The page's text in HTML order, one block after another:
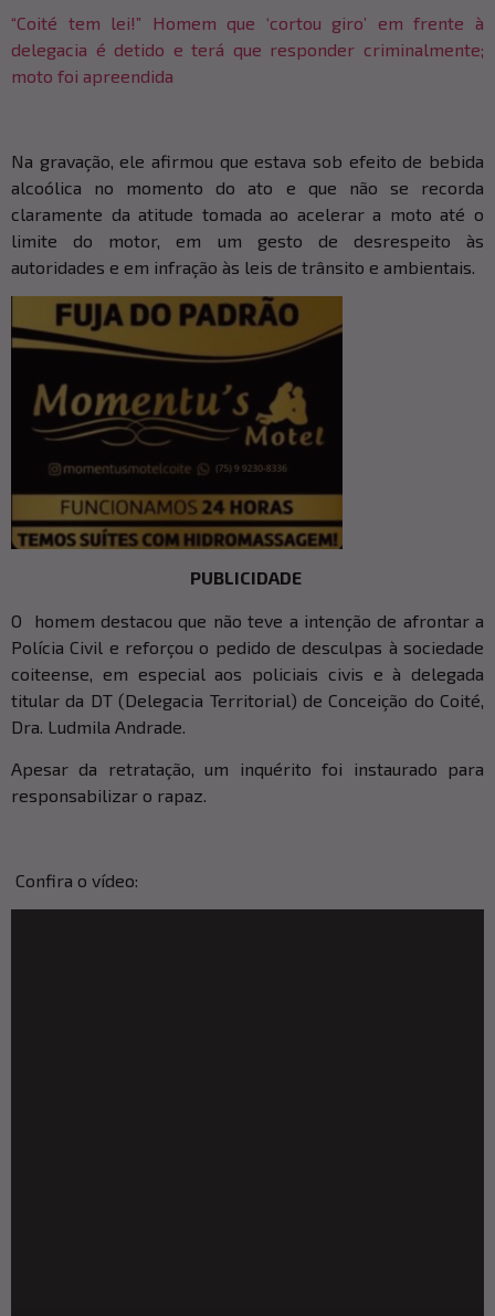
“Coité tem lei!” Homem que ‘cortou giro’ em frente à
delegacia é detido e terá que responder criminalmente;
moto foi apreendida
Na gravação, ele afirmou que estava sob efeito de bebida
alcoólica no momento do ato e que não se recorda
claramente da atitude tomada ao acelerar a moto até o
limite do motor, em um gesto de desrespeito às
autoridades e em infração às leis de trânsito e ambientais.
PUBLICIDADE
O homem destacou que não teve a intenção de afrontar a
Polícia Civil e reforçou o pedido de desculpas à sociedade
coiteense, em especial aos policiais civis e à delegada
titular da DT (Delegacia Territorial) de Conceição do Coité,
Dra. Ludmila Andrade.
Apesar da retratação, um inquérito foi instaurado para
responsabilizar o rapaz.
Confira o vídeo: